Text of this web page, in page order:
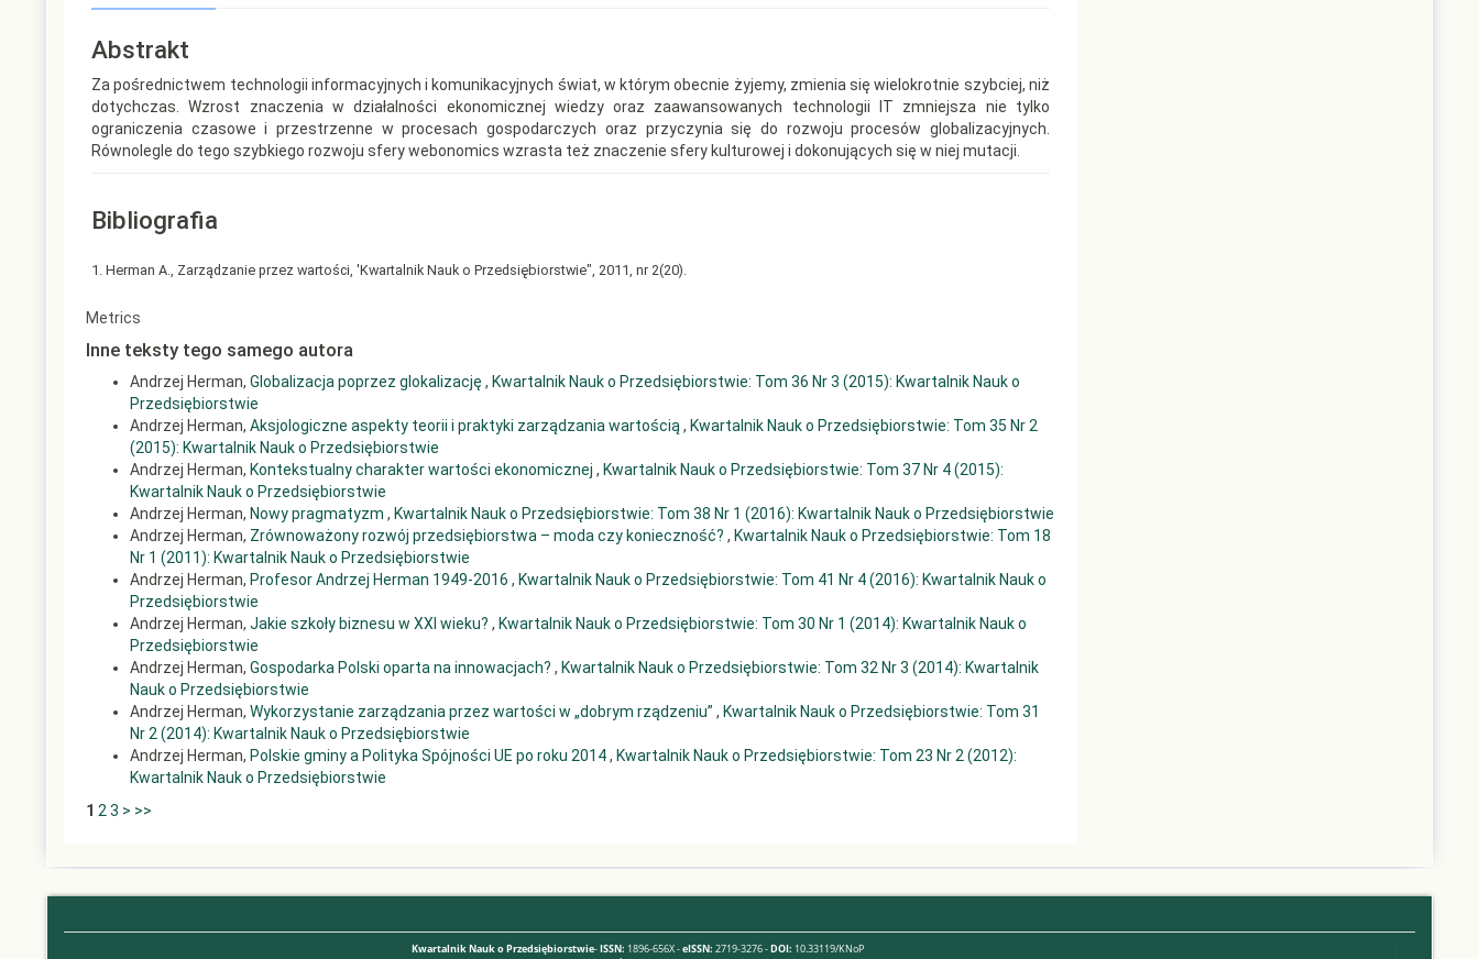
Abstrakt
Za pośrednictwem technologii informacyjnych i komunikacyjnych świat, w którym obecnie żyjemy, zmienia się wielokrotnie szybciej, niż
dotychczas. Wzrost znaczenia w działalności ekonomicznej wiedzy oraz zaawansowanych technologii IT zmniejsza nie tylko
ograniczenia czasowe i przestrzenne w procesach gospodarczych oraz przyczynia się do rozwoju procesów globalizacyjnych.
Równolegle do tego szybkiego rozwoju sfery webonomics wzrasta też znaczenie sfery kulturowej i dokonujących się w niej mutacji.
Bibliografia
1. Herman A., Zarządzanie przez wartości, 'Kwartalnik Nauk o Przedsiębiorstwie", 2011, nr 2(20).
Article
Details
Metrics
Inne teksty tego samego autora
Andrzej Herman, Globalizacja poprzez glokalizację , Kwartalnik Nauk o Przedsiębiorstwie: Tom 36 Nr 3 (2015): Kwartalnik Nauk o
Przedsiębiorstwie
Andrzej Herman, Aksjologiczne aspekty teorii i praktyki zarządzania wartością , Kwartalnik Nauk o Przedsiębiorstwie: Tom 35 Nr 2
(2015): Kwartalnik Nauk o Przedsiębiorstwie
Andrzej Herman, Kontekstualny charakter wartości ekonomicznej , Kwartalnik Nauk o Przedsiębiorstwie: Tom 37 Nr 4 (2015):
Kwartalnik Nauk o Przedsiębiorstwie
Andrzej Herman, Nowy pragmatyzm , Kwartalnik Nauk o Przedsiębiorstwie: Tom 38 Nr 1 (2016): Kwartalnik Nauk o Przedsiębiorstwie
Andrzej Herman, Zrównoważony rozwój przedsiębiorstwa – moda czy konieczność? , Kwartalnik Nauk o Przedsiębiorstwie: Tom 18
Nr 1 (2011): Kwartalnik Nauk o Przedsiębiorstwie
Andrzej Herman, Profesor Andrzej Herman 1949-2016 , Kwartalnik Nauk o Przedsiębiorstwie: Tom 41 Nr 4 (2016): Kwartalnik Nauk o
Przedsiębiorstwie
Andrzej Herman, Jakie szkoły biznesu w XXI wieku? , Kwartalnik Nauk o Przedsiębiorstwie: Tom 30 Nr 1 (2014): Kwartalnik Nauk o
Przedsiębiorstwie
Andrzej Herman, Gospodarka Polski oparta na innowacjach? , Kwartalnik Nauk o Przedsiębiorstwie: Tom 32 Nr 3 (2014): Kwartalnik
Nauk o Przedsiębiorstwie
Andrzej Herman, Wykorzystanie zarządzania przez wartości w „dobrym rządzeniu” , Kwartalnik Nauk o Przedsiębiorstwie: Tom 31
Nr 2 (2014): Kwartalnik Nauk o Przedsiębiorstwie
Andrzej Herman, Polskie gminy a Polityka Spójności UE po roku 2014, Kwartalnik Nauk o Przedsiębiorstwie: Tom 23 Nr 2 (2012):
Kwartalnik Nauk o Przedsiębiorstwie
1 2 3 > >>
Kwartalnik Nauk o Przedsiębiorstwie-ISSN: 1896-656X -eISSN: 2719-3276 -DOI: 10.33119/KNoP